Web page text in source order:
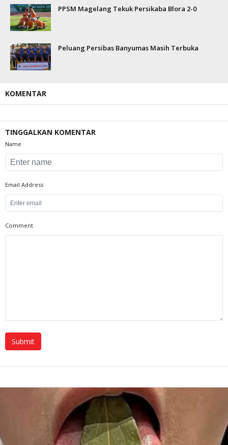
PPSM Magelang Tekuk Persikaba Blora 2-0
Peluang Persibas Banyumas Masih Terbuka
KOMENTAR
TINGGALKAN KOMENTAR
Name
Email Address
Comment